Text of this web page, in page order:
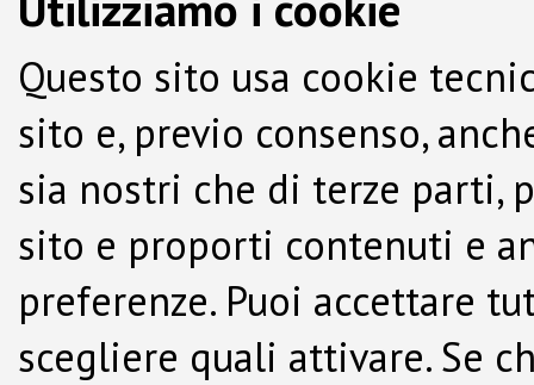
Questo sito usa cookie
sito e, previo consenso,
sia nostri che di terze parti,
sito e proporti contenuti e
preferenze. Puoi accettare
scegliere quali attivare. Se